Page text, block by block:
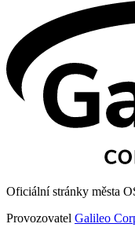
Oficiální stránky města
Provozovatel Galileo